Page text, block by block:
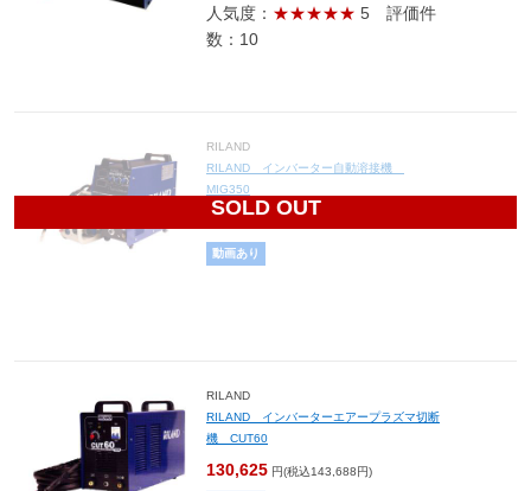
人気度： ★★★★★ 5 評価件
数：10
SOLD OUT
RILAND
RILAND インバーター自動溶接機
MIG350
272,600
動画あり
RILAND
RILAND インバーターエアープラズマ切断
機 CUT60
130,625 円(税込143,688円)